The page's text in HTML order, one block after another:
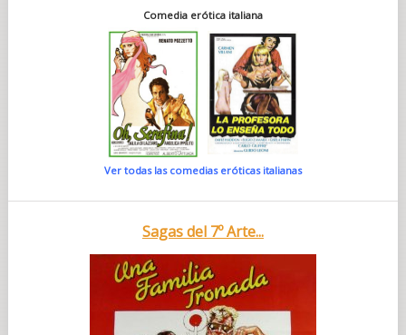
Comedia erótica italiana
Ver todas las comedias eróticas italianas
Sagas del 7º Arte...